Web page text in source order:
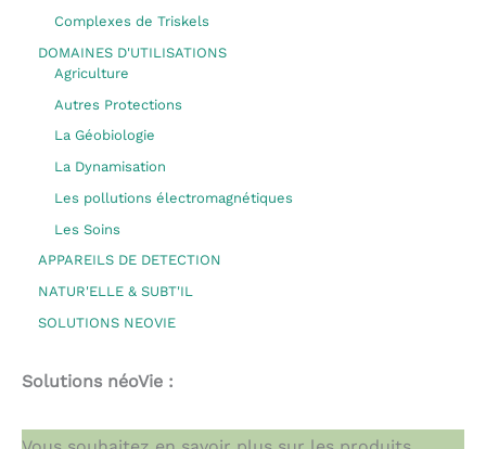
Complexes de Triskels
DOMAINES D'UTILISATIONS
Agriculture
Autres Protections
La Géobiologie
La Dynamisation
Les pollutions électromagnétiques
Les Soins
APPAREILS DE DETECTION
NATUR'ELLE & SUBT'IL
SOLUTIONS NEOVIE
Solutions néoVie :